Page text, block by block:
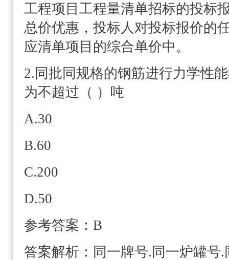
工程项目工程量清单招标的投标
总价优惠，投标人对投标报价的
应清单项目的综合单价中。
2.同批同规格的钢筋进行力学性
为不超过（ ）吨
A.30
B.60
C.200
D.50
参考答案：B
答案解析： 同一牌号.同一炉罐号